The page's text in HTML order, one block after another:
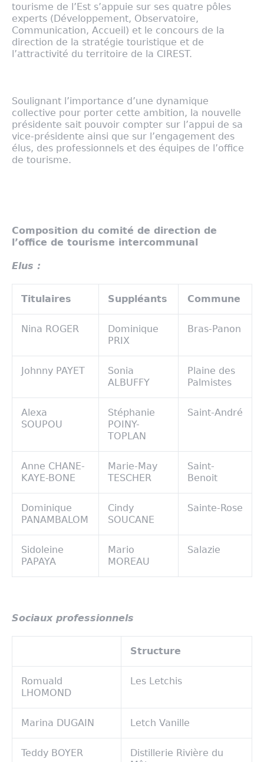
tourisme de l’Est s’appuie sur ses quatre pôles
experts (Développement, Observatoire,
Communication, Accueil) et le concours de la
direction de la stratégie touristique et de
l’attractivité du territoire de la CIREST.
Soulignant l’importance d’une dynamique
collective pour porter cette ambition, la nouvelle
présidente sait pouvoir compter sur l’appui de sa
vice-présidente ainsi que sur l’engagement des
élus, des professionnels et des équipes de l’office
de tourisme.
Composition du comité de direction de
l’office de tourisme intercommunal
Elus :
Titulaires Suppléants Commune
Nina ROGER
Dominique
PRIX
Bras-Panon
Johnny PAYET
Sonia
ALBUFFY
Plaine des
Palmistes
Alexa
SOUPOU
Stéphanie
POINY-
TOPLAN
Saint-André
Anne CHANE-
KAYE-BONE
Marie-May
TESCHER
Saint-
Benoit
Dominique
PANAMBALOM
Cindy
SOUCANE
Sainte-Rose
Sidoleine
PAPAYA
Mario
MOREAU
Salazie
Sociaux professionnels
Structure
Romuald
LHOMOND
Les Letchis
Marina DUGAIN Letch Vanille
Teddy BOYER
Distillerie Rivière du